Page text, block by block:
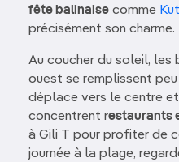
fête balinaise comme
précisément son charme.
Au coucher du soleil,
ouest se remplissent
déplace vers le centre
concentrent restaurants
à Gili T pour profiter de
journée à la plage,